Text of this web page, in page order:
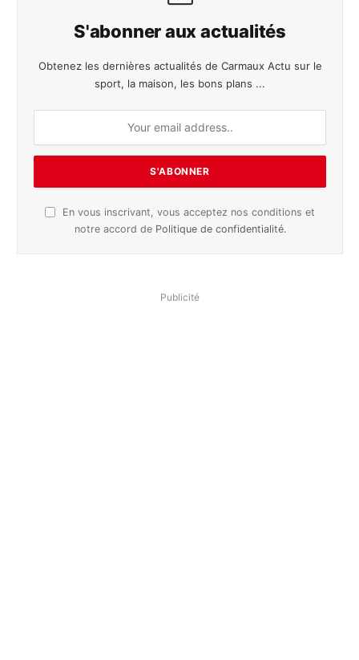
S'abonner aux actualités
Obtenez les dernières actualités de Carmaux Actu sur le
sport, la maison, les bons plans ...
En vous inscrivant, vous acceptez nos conditions et
notre accord de Politique de confidentialité.
Publicité